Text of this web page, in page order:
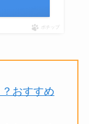
ポチップ
おすすめ